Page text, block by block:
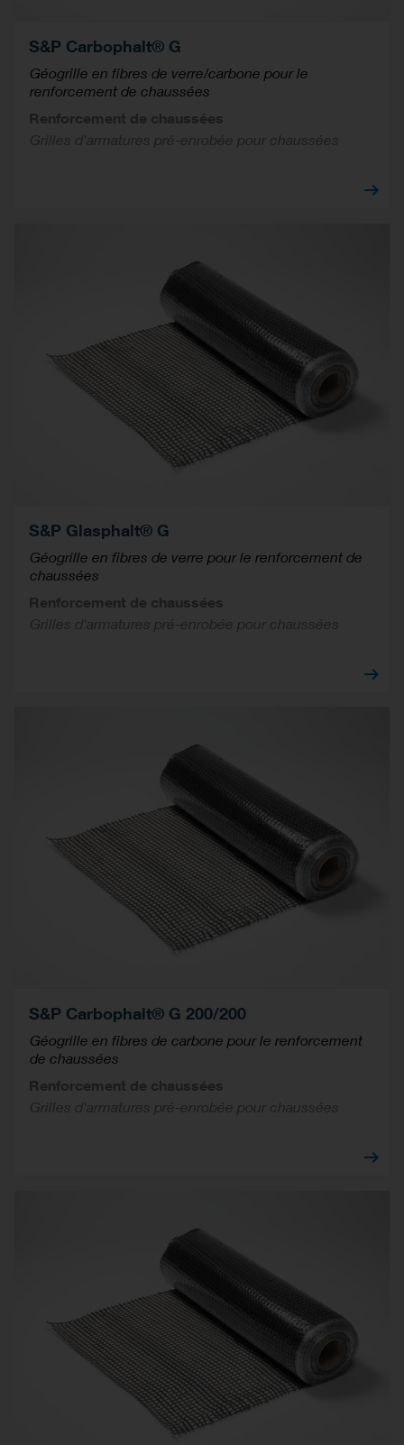
S&P Carbophalt® G
Géogrille en fibres de verre/carbone pour le
renforcement de chaussées
Renforcement de chaussées
Grilles d'armatures pré-enrobée pour chaussées
S&P Glasphalt® G
Géogrille en fibres de verre pour le renforcement de
chaussées
Renforcement de chaussées
Grilles d'armatures pré-enrobée pour chaussées
S&P Carbophalt® G 200/200
Géogrille en fibres de carbone pour le renforcement
de chaussées
Renforcement de chaussées
Grilles d'armatures pré-enrobée pour chaussées